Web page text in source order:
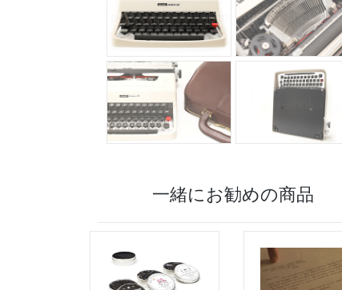
一緒にお勧めの商品